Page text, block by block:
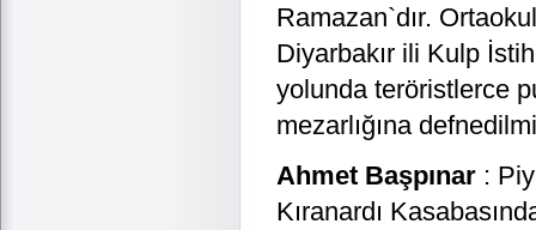
Ramazan`dır.
Diyarbakır ili Kulp
yolunda teröristlerce
mezarlığına
Ahmet Başpınar :
Kıranardı